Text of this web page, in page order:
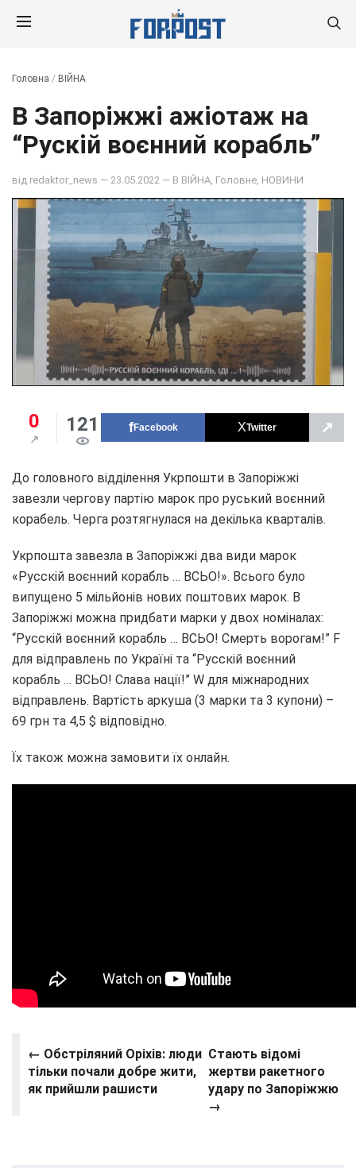
Головна / ВІЙНА
В Запоріжжі ажіотаж на
“Рускій воєнний корабль”
від redaktor_news — 23.05.2022 — В ВІЙНА Головне НОВИНИ
0 121 Facebook Twitter ↗
До головного відділення Укрпошти в Запоріжжі
завезли чергову партію марок про руський воєнний
корабель. Черга розтягнулася на декілька кварталів.
Укрпошта завезла в Запоріжжі два види марок
«Русскій воєнний корабль … ВСЬО!». Всього було
випущено 5 мільйонів нових поштових марок. В
Запоріжжі можна придбати марки у двох номіналах:
“Русскій воєнний корабль … ВСЬО! Смерть ворогам!” F
для відправлень по Україні та “Русскій воєнний
корабль … ВСЬО! Слава нації!” W для міжнародних
відправлень. Вартість аркуша (3 марки та 3 купони) –
69 грн та 4,5 $ відповідно.
Їх також можна замовити їх онлайн.
← Обстріляний Оріхів: люди
тільки почали добре жити,
як прийшли рашисти
Стають відомі
жертви ракетного
удару по Запоріжжю
→